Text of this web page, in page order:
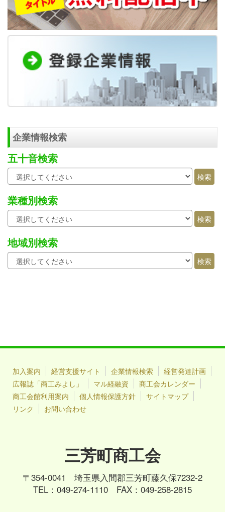
企業情報検索
五十音検索
業種別検索
地域別検索
加入案内 経営支援サイト 企業情報検索
経営発達計画
広報誌「商工みよし」
マル経融資
商工会カレンダー
商工会館利用案内
個人情報保護方針
サイトマップ
リンク
お問い合わせ
三芳町商工会
〒354-0041 埼玉県入間郡三芳町藤久保7232-2
TEL：049-274-1110 FAX：049-258-2815